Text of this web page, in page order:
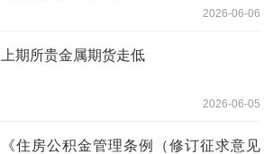
2026-06-06
上期所贵金属期货走低
2026-06-05
《住房公积金管理条例（修订征求意见